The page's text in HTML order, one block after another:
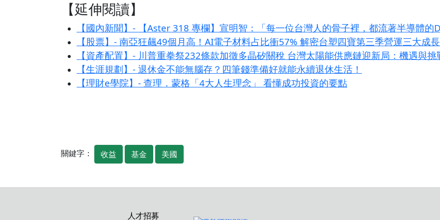
【延伸閱讀】
【國內新聞】- 【Aster 318 專欄】宣明智：「每一位台灣人的骨子裡，都流著半導體的
【股票】- 南亞狂飆49個月高！AI電子材料占比衝57% 解密台塑四寶第三季營運三大成
【資產配置】- 川普重拳祭232條款加徵多晶矽關稅 台灣太陽能供應鏈迎新局：機遇與挑
【生涯規劃】- 退休金不能無腦存？四筆錢準備好就能永續退休生活！
【理財e學院】- 查理．蒙格「4大人生理念」 看懂成功投資的要點
關鍵字： 收益 基金 美國
人才招募